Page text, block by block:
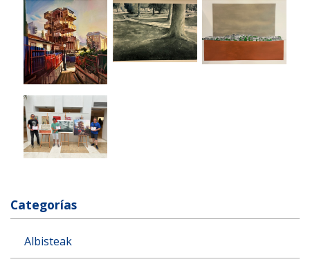
Categorías
Albisteak